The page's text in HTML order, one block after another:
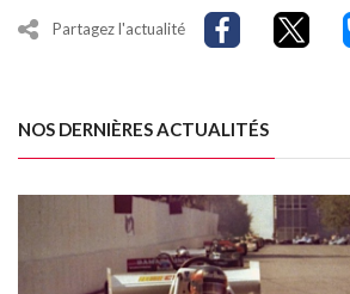
Partagez l'actualité
NOS DERNIÈRES ACTUALITÉS